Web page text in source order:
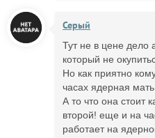
Серый
Тут не в цене дело
который не
Но как приятно
часах ядерная
А то что она стоит
второй! еще и на
работает на